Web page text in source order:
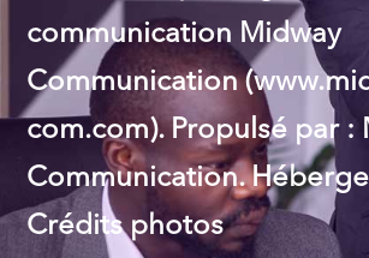
communication Midway
Communication
com.com). Propulsé par :
Communication.
Crédits photos